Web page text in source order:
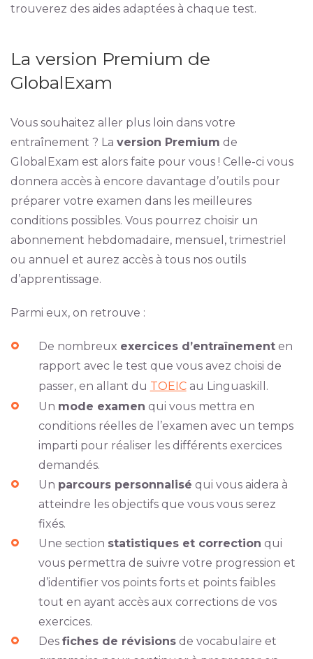
trouverez des aides adaptées à chaque test.
La version Premium de
GlobalExam
Vous souhaitez aller plus loin dans votre
entraînement ? La version Premium de
GlobalExam est alors faite pour vous ! Celle-ci vous
donnera accès à encore davantage d’outils pour
préparer votre examen dans les meilleures
conditions possibles. Vous pourrez choisir un
abonnement hebdomadaire, mensuel, trimestriel
ou annuel et aurez accès à tous nos outils
d’apprentissage.
Parmi eux, on retrouve :
De nombreux exercices d’entraînementen
rapport avec le test que vous avez choisi de
passer, en allant du TOEICau Linguaskill.
Un mode examen qui vous mettra en
conditions réelles de l’examen avec un temps
imparti pour réaliser les différents exercices
demandés.
Un parcours personnalisé qui vous aidera à
atteindre les objectifs que vous vous serez
fixés.
Une section statistiques et correction qui
vous permettra de suivre votre progression et
d’identifier vos points forts et points faibles
tout en ayant accès aux corrections de vos
exercices.
Des fiches de révisionsde vocabulaire et